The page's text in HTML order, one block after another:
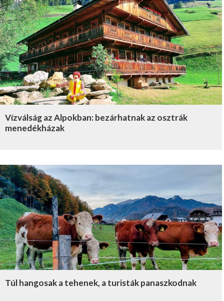
Vízválság az Alpokban: bezárhatnak az osztrák
menedékházak
Túl hangosak a tehenek, a turisták panaszkodnak